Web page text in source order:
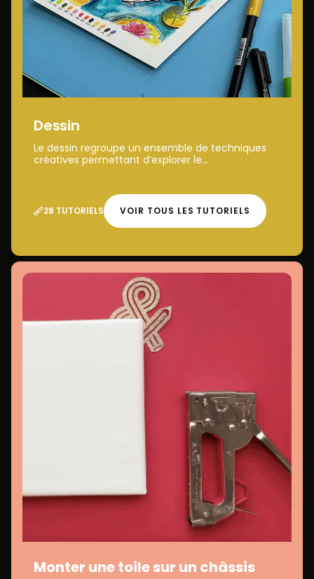
Dessin
Le dessin regroupe un ensemble de techniques
créatives permettant d’explorer le...
28 TUTORIELS VOIR TOUS LES TUTORIELS
Monter une toile sur un châssis